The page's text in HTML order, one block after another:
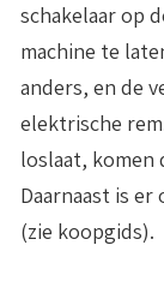
schakelaar op
machine te
anders, en de
elektrische
loslaat,
Daarnaast is
(zie koopgids).